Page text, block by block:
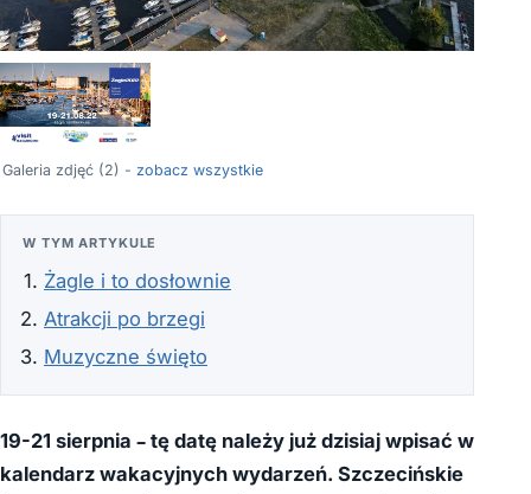
Galeria zdjęć (2) - zobacz wszystkie
W TYM ARTYKULE
Żagle i to dosłownie
Atrakcji po brzegi
Muzyczne święto
19-21 sierpnia – tę datę należy już dzisiaj wpisać w
kalendarz wakacyjnych wydarzeń. Szczecińskie